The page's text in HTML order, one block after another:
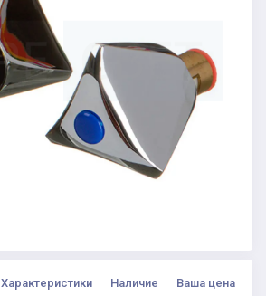
Характеристики Наличие Ваша цена